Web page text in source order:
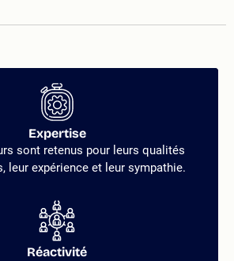
Expertise
sont retenus pour leurs qualités
leur expérience et leur sympathie.
Réactivité